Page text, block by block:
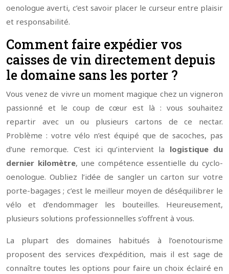
oenologue averti, c’est savoir placer le curseur entre plaisir
et responsabilité.
Comment faire expédier vos
caisses de vin directement depuis
le domaine sans les porter ?
Vous venez de vivre un moment magique chez un vigneron
passionné et le coup de cœur est là : vous souhaitez
repartir avec un ou plusieurs cartons de ce nectar.
Problème : votre vélo n’est équipé que de sacoches, pas
d’une remorque. C’est ici qu’intervient la logistique du
dernier kilomètre, une compétence essentielle du cyclo-
oenologue. Oubliez l’idée de sangler un carton sur votre
porte-bagages ; c’est le meilleur moyen de déséquilibrer le
vélo et d’endommager les bouteilles. Heureusement,
plusieurs solutions professionnelles s’offrent à vous.
La plupart des domaines habitués à l’oenotourisme
proposent des services d’expédition, mais il est sage de
connaître toutes les options pour faire un choix éclairé en